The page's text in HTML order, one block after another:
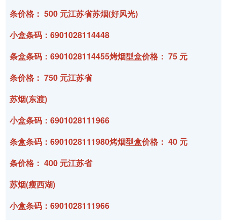
条价格： 500 元江苏省苏烟(好风光)
小盒条码：6901028114448
条盒条码：6901028114455烤烟型盒价格： 75 元
条价格： 750 元江苏省
苏烟(东渡)
小盒条码：6901028111966
条盒条码：6901028111980烤烟型盒价格： 40 元
条价格： 400 元江苏省
苏烟(瘦西湖)
小盒条码：6901028111966